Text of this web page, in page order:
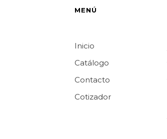
MENÚ
Inicio
Catálogo
Contacto
Cotizador